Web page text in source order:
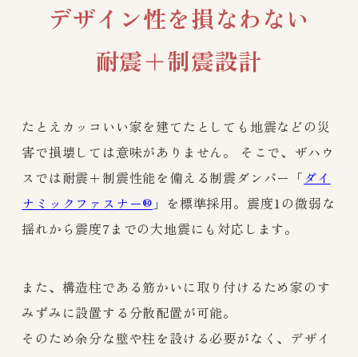
デザイン性を損なわない
耐震＋制震設計
たとえカッコいい家を建てたとしても地震などの災
害で損壊しては意味がありません。 そこで、ザハウ
スでは耐震＋制震性能を備える制震ダンパー「ダイ
ナミックファスナー®️ 」を標準採用。震度1の微弱な
揺れから震度7までの大地震にも対応します。
また、構造柱である筋かいに取り付けるため家のす
みずみに設置する分散配置が可能。
そのため余分な壁や柱を設ける必要がなく、デザイ